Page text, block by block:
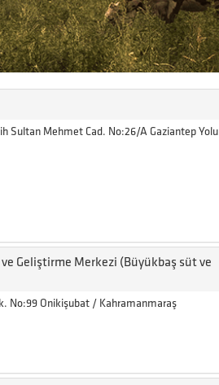
Sultan Mehmet Cad. No:26/A Gaziantep Yolu
ve Geliştirme Merkezi (Büyükbaş süt ve
No:99 Onikişubat / Kahramanmaraş